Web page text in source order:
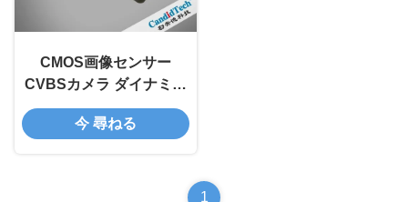
CMOS画像センサー
CVBSカメラ ダイナミッ
クアシスタントラインと
IP6K 9K認証
今 尋ねる
1